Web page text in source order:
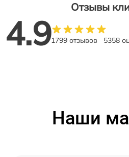
Отзывы
4.91799 отзывов 5358
Наши